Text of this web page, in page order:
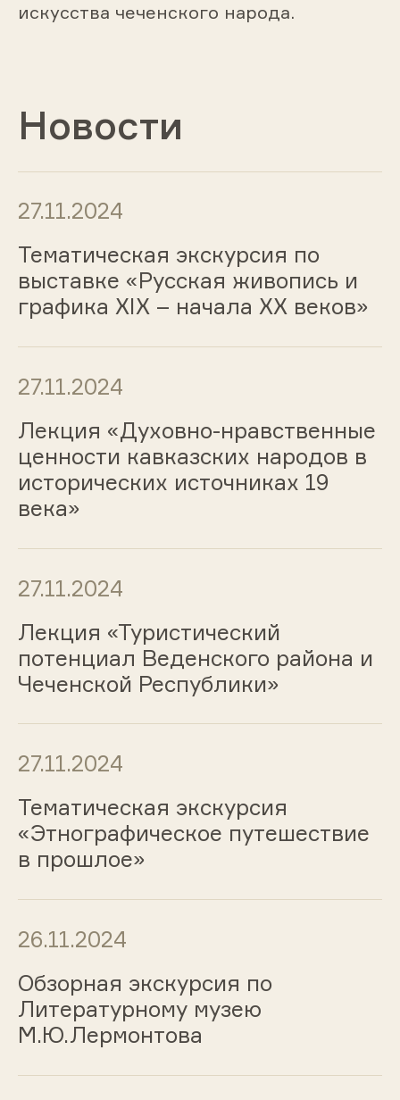
искусства чеченского народа.
Новости
27.11.2024
Тематическая экскурсия по
выставке «Русская живопись и
графика ХIХ – начала ХХ веков»
27.11.2024
Лекция «Духовно-нравственные
ценности кавказских народов в
исторических источниках 19
века»
27.11.2024
Лекция «Туристический
потенциал Веденского района и
Чеченской Республики»
27.11.2024
Тематическая экскурсия
«Этнографическое путешествие
в прошлое»
26.11.2024
Обзорная экскурсия по
Литературному музею
М.Ю.Лермонтова